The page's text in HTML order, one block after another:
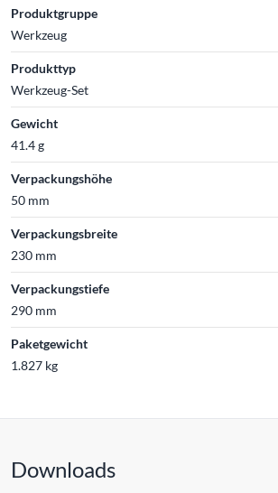
Produktgruppe
Werkzeug
Produkttyp
Werkzeug-Set
Gewicht
41.4 g
Verpackungshöhe
50 mm
Verpackungsbreite
230 mm
Verpackungstiefe
290 mm
Paketgewicht
1.827 kg
Downloads